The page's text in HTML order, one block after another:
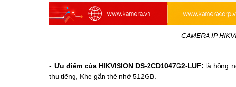
CAMERA IP
- Ưu điểm của HIKVISION DS-2CD1047G2-LUF: là hồng
thu tiếng, Khe gắn thẻ nhớ 512GB.